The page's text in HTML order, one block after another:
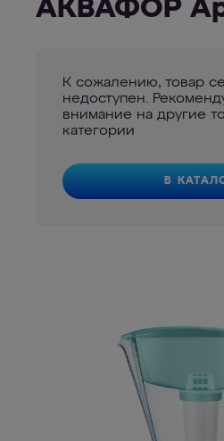
АКВАФОР
К сожалению, товар
недоступен.
внимание на другие
категории
В